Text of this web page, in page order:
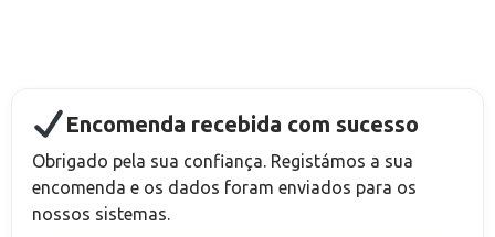
Encomenda recebida com sucesso
Obrigado pela sua confiança. Registámos a sua
encomenda e os dados foram enviados para os
nossos sistemas.